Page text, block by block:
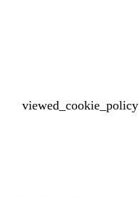
viewed_cookie_policy